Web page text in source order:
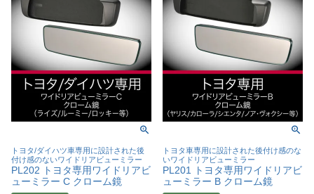
トヨタ/ダイハツ車専用に設計された後
付け感のないワイドリアビューミラー
PL202 トヨタ専用ワイドリアビ
ューミラー C クローム鏡
トヨタ車専用に設計された後付け感のな
いワイドリアビューミラー
PL201 トヨタ専用ワイドリアビ
ューミラー B クローム鏡